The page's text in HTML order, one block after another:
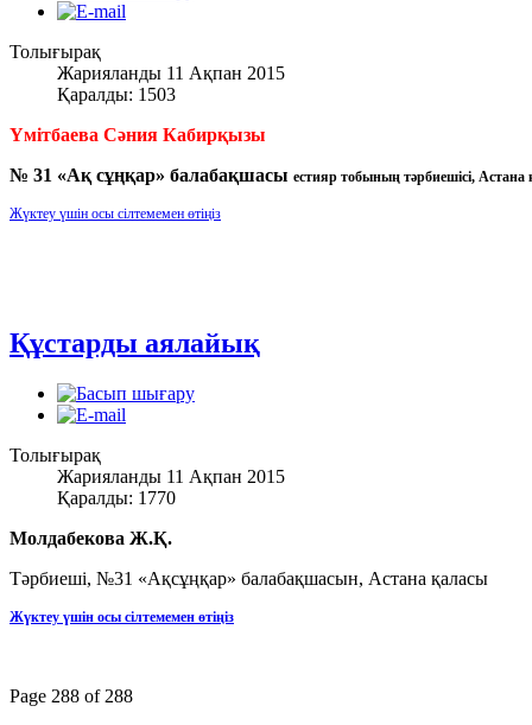
Толығырақ
Жарияланды 11 Ақпан 2015
Қаралды: 1503
Үмітбаева Сәния Кабирқызы
№ 31 «Ақ сұңқар» балабақшасы естияр тобының тәрбиешісі, Астана
Жүктеу үшін осы сілтемемен өтіңіз
Құстарды аялайық
Толығырақ
Жарияланды 11 Ақпан 2015
Қаралды: 1770
Молдабекова Ж.Қ.
Тәрбиеші, №31 «Ақсұңқар» балабақшасын, Астана қаласы
Жүктеу үшін осы сілтемемен өтіңіз
Page 288 of 288